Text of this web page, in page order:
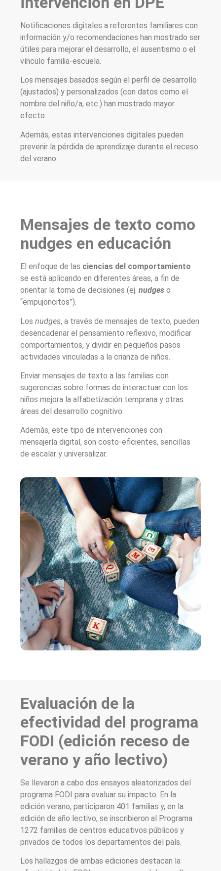
Notificaciones digitales a referentes familiares con
información y/o recomendaciones han mostrado ser
útiles para mejorar el desarrollo, el ausentismo o el
vínculo familia-escuela.
Los mensajes basados según el perfil de desarrollo
(ajustados) y personalizados (con datos como el
nombre del niño/a, etc.) han mostrado mayor
efecto.
Además, estas intervenciones digitales pueden
prevenir la pérdida de aprendizaje durante el receso
del verano.
Mensajes de texto como
nudges en educación
El enfoque de las ciencias del comportamiento
se está aplicando en diferentes áreas, a fin de
orientar la toma de decisiones (ej.nudges o
“empujoncitos”).
Losnudges, a través de mensajes de texto, pueden
desencadenar el pensamiento reflexivo, modificar
comportamientos, y dividir en pequeños pasos
actividades vinculadas a la crianza de niños.
Enviar mensajes de texto a las familias con
sugerencias sobre formas de interactuar con los
niños mejora la alfabetización temprana y otras
áreas del desarrollo cognitivo.
Además, este tipo de intervenciones con
mensajería digital, son costo-eficientes, sencillas
de escalar y universalizar.
Evaluación de la
efectividad del programa
FODI (edición receso de
verano y año lectivo)
Se llevaron a cabo dos ensayos aleatorizados del
programa FODI para evaluar su impacto. En la
edición verano, participaron 401 familias y, en la
edición de año lectivo, se inscribieron al Programa
1272 familias de centros educativos públicos y
privados de todos los departamentos del país.
Los hallazgos de ambas ediciones destacan la